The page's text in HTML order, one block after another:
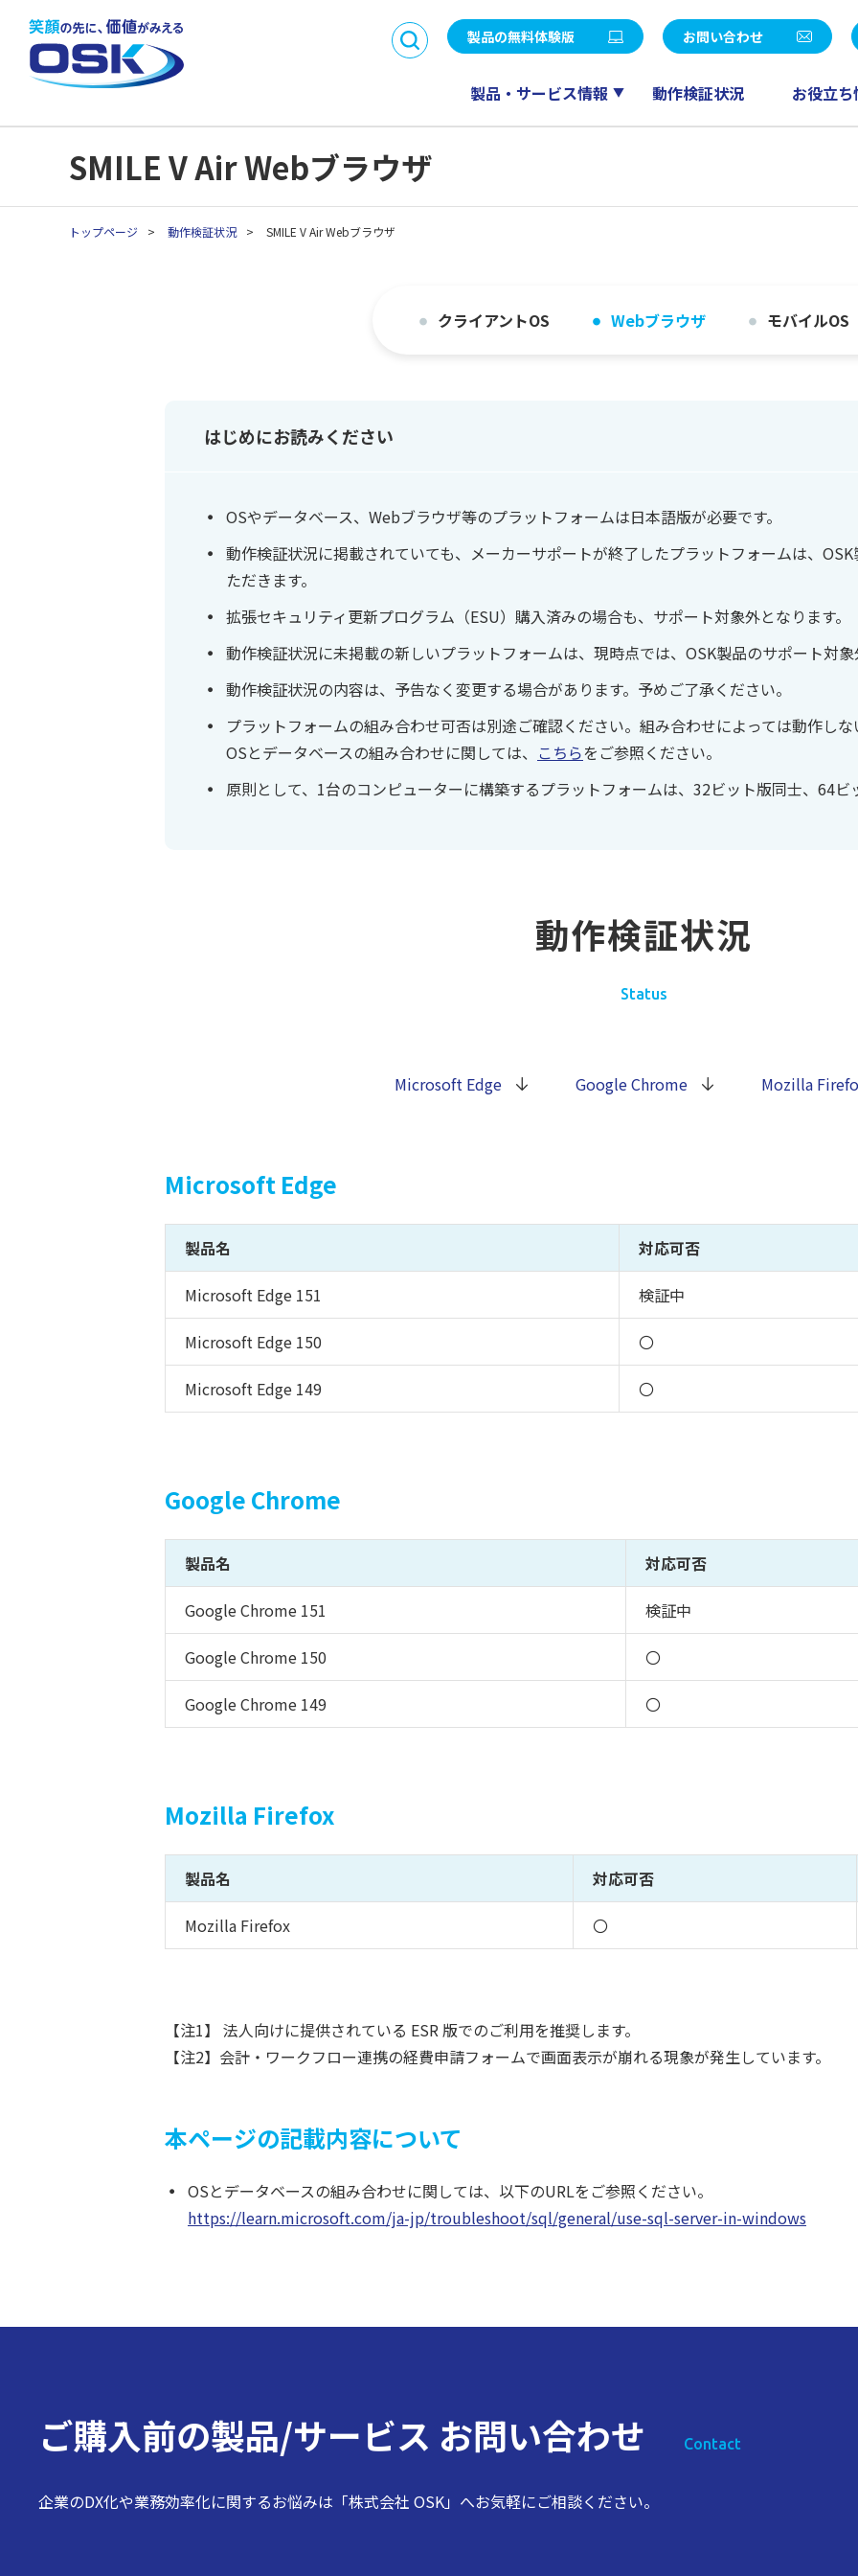
製品の無料体験版 お問い合わせ
製品・サービス情報 動作検証状況 お役立ち
から探す
業務目的で探す
業種別製品・サービス
を探す
SMILE V Air / SMILE V 2nd Edition
販売
CTI
eValue V Air / eValue V
ドキュメント管理
沿革 事業所一覧 決算公告
パートナープログラム
API連携開発パートナ
ー制度
SMILE V Air Webブラウザ
トップページ > 動作検証状況 > SMILE V Air Webブラウザ
クライアントOS Webブラウザ モバイルOS
はじめにお読みください
OSやデータベース、Webブラウザ等のプラットフォームは日本語版が必要です。
動作検証状況に掲載されていても、メーカーサポートが終了したプラットフォームは、
ただきます。
拡張セキュリティ更新プログラム（ESU）購入済みの場合も、サポート対象外となります。
動作検証状況に未掲載の新しいプラットフォームは、現時点では、OSK製品のサポート対象
動作検証状況の内容は、予告なく変更する場合があります。予めご了承ください。
プラットフォームの組み合わせ可否は別途ご確認ください。組み合わせによっては動作しな
OSとデータベースの組み合わせに関しては、 こちらをご参照ください。
原則として、1台のコンピューターに構築するプラットフォームは、32ビット版同士、64ビ
動作検証状況
Status
Microsoft Edge Google Chrome Mozilla
Microsoft Edge
製品名 対応可否
Microsoft Edge 151 検証中
Microsoft Edge 150 〇
Microsoft Edge 149 〇
Google Chrome
製品名 対応可否
Google Chrome 151 検証中
Google Chrome 150 〇
Google Chrome 149 〇
Mozilla Firefox
製品名 対応可否
Mozilla Firefox 〇
【注1】 法人向けに提供されている ESR 版でのご利用を推奨します。
【注2】会計・ワークフロー連携の経費申請フォームで画面表示が崩れる現象が発生しています。
本ページの記載内容について
OSとデータベースの組み合わせに関しては、以下のURLをご参照ください。
https://learn.microsoft.com/ja-jp/troubleshoot/sql/general/use-sql-server-in-windows
ご購入前の製品/サービス お問い合わせ Contact
企業のDX化や業務効率化に関するお悩みは「株式会社 OSK」へお気軽にご相談ください。